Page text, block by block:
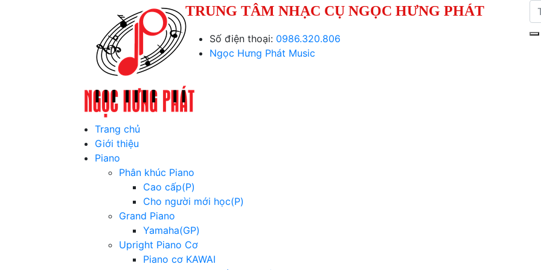
TRUNG TÂM NHẠC CỤ NGỌC HƯNG PHÁT
Số điện thoại: 0986.320.806
Ngọc Hưng Phát Music
Trang chủ
Giới thiệu
Piano
Phân khúc Piano
Cao cấp(P)
Cho người mới học(P)
Grand Piano
Yamaha(GP)
Upright Piano Cơ
Piano cơ KAWAI